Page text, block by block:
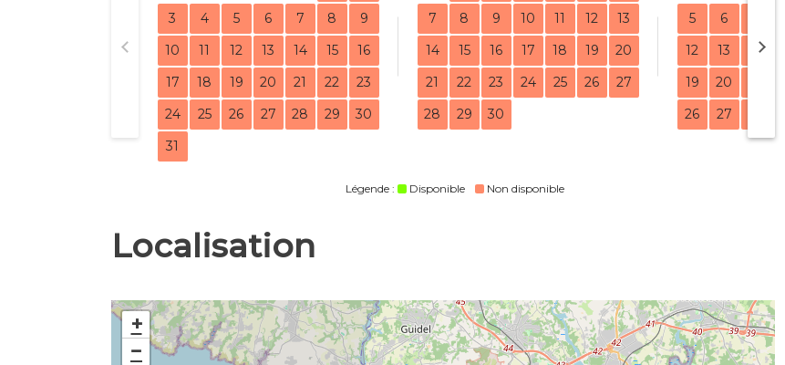
3
4 5 6 7 8
9
10
11 12 13 14 15
16
17
18 19 20 21 22
23
24
25 26 27 28 29
30
31
7
8 9 10 11 12
13
14
15 16 17 18 19
20
21
22 23 24 25 26
27
28
29 30
5
6
12
13 14
19
20
26
27
Légende : Disponible Non disponible
Localisation
+
−